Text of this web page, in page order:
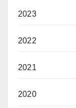
2023
2022
2021
2020